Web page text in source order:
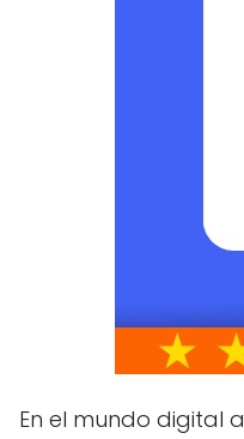
En el mundo digital